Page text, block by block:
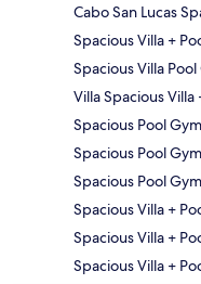
Cabo San Lucas
Spacious Villa +
Spacious Villa
Villa Spacious Villa
Spacious Pool Gym
Spacious Pool
Spacious Pool
Spacious Villa +
Spacious Villa +
Spacious Villa +